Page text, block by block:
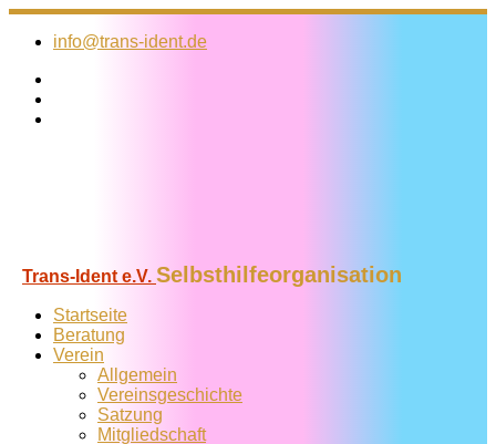
Zum
Inhalt
info@trans-ident.de
Trans-Ident e.V. Selbsthilfeorganisation
Startseite
Beratung
Verein
Allgemein
Vereins­geschichte
Satzung
Mitglied­schaft